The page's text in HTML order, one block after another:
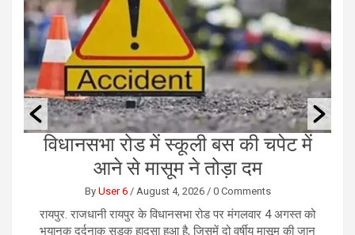
राजधानी में कथित तौर पर नकली नोट के
लिए हुआ सौदा, करोड़ो रुपये की हुई ठगी
By User 6/ August 4, 2026/ 0 Comments
रायपुर। राजधानी रायपुर में करोड़ों रुपये के कथित नकली नोटों के
सौदे के नाम पर एक कारोबारी से 1.13 करोड़ रुपये की ठगी का